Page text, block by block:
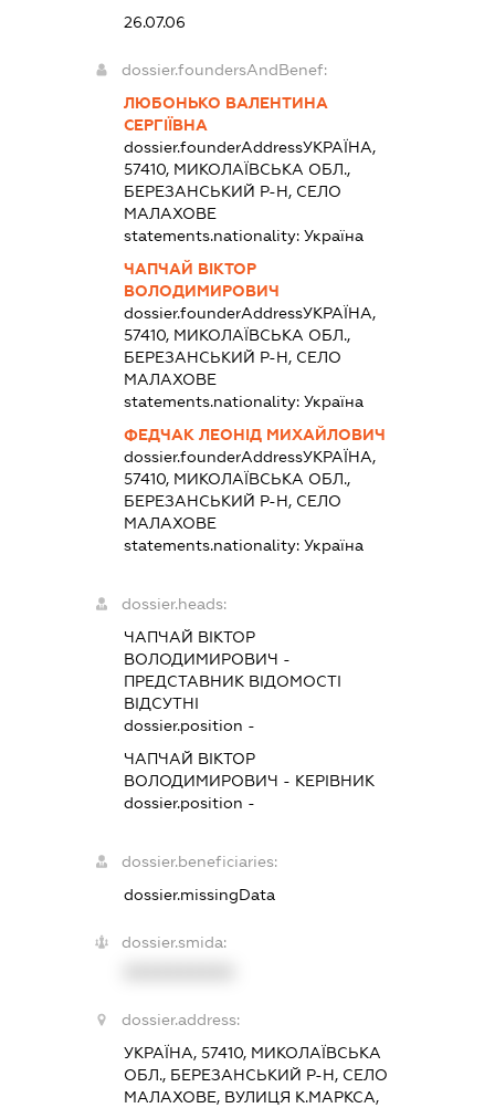
26.07.06
dossier.foundersAndBenef:
ЛЮБОНЬКО ВАЛЕНТИНА
СЕРГІЇВНА
dossier.founderAddressУКРАЇНА,
57410, МИКОЛАЇВСЬКА ОБЛ.,
БЕРЕЗАНСЬКИЙ Р-Н, СЕЛО
МАЛАХОВЕ
statements.nationality: Україна
ЧАПЧАЙ ВІКТОР
ВОЛОДИМИРОВИЧ
dossier.founderAddressУКРАЇНА,
57410, МИКОЛАЇВСЬКА ОБЛ.,
БЕРЕЗАНСЬКИЙ Р-Н, СЕЛО
МАЛАХОВЕ
statements.nationality: Україна
ФЕДЧАК ЛЕОНІД МИХАЙЛОВИЧ
dossier.founderAddressУКРАЇНА,
57410, МИКОЛАЇВСЬКА ОБЛ.,
БЕРЕЗАНСЬКИЙ Р-Н, СЕЛО
МАЛАХОВЕ
statements.nationality: Україна
dossier.heads:
ЧАПЧАЙ ВІКТОР
ВОЛОДИМИРОВИЧ -
ПРЕДСТАВНИКВІДОМОСТІ
ВІДСУТНІ
dossier.position -
ЧАПЧАЙ ВІКТОР
ВОЛОДИМИРОВИЧ - КЕРІВНИК
dossier.position -
dossier.beneficiaries:
dossier.missingData
dossier.smida:
dossier.address:
УКРАЇНА, 57410, МИКОЛАЇВСЬКА
ОБЛ., БЕРЕЗАНСЬКИЙ Р-Н, СЕЛО
МАЛАХОВЕ, ВУЛИЦЯ К.МАРКСА,